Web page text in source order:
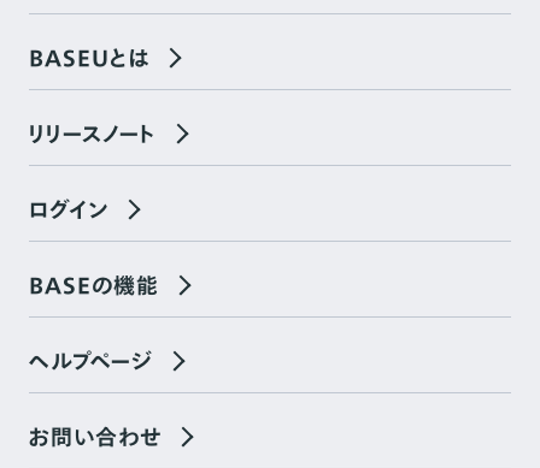
BASEUとは
リリースノート
ログイン
BASEの機能
ヘルプページ
お問い合わせ